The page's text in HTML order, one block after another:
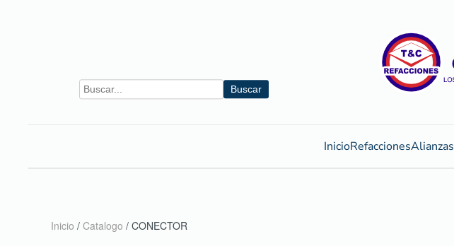
Buscar
InicioRefaccionesAlianzas
Inicio / Catalogo / CONECTOR